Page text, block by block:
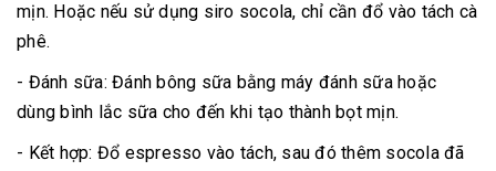
mịn. Hoặc nếu sử dụng siro socola, chỉ cần đổ vào tách cà
phê.
- Đánh sữa: Đánh bông sữa bằng máy đánh sữa hoặc
dùng bình lắc sữa cho đến khi tạo thành bọt mịn.
- Kết hợp: Đổ espresso vào tách, sau đó thêm socola đã